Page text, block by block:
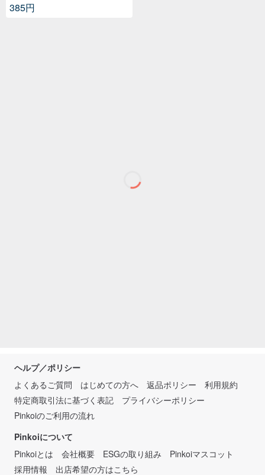
385円
ヘルプ／ポリシー
よくあるご質問
はじめての方へ 返品ポリシー
利用規約
特定商取引法に基づく表記
プライバシーポリシー
Pinkoiのご利用の流れ
Pinkoiについて
Pinkoiとは
会社概要 ESGの取り組み
Pinkoiマスコット
採用情報
出店希望の方はこちら